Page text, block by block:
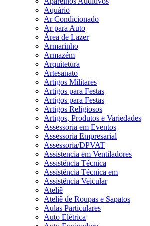
Aquário
Ar Condicionado
Ar para Auto
Área de Lazer
Armarinho
Armazém
Arquitetura
Artesanato
Artigos Militares
Artigos para Festas
Artigos para Festas
Artigos Religiosos
Artigos, Produtos e Variedades
Assessoria em Eventos
Assessoria Empresarial
Assessoria/DPVAT
Assistencia em Ventiladores
Assistência Técnica
Assistência Técnica em
Assistência Veicular
Ateliê
Ateliê de Roupas e Sapatos
Aulas Particulares
Auto Elétrica